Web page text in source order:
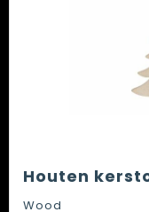
Houten
Wood